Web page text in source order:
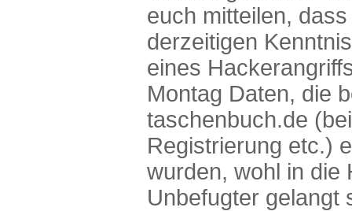
euch mitteilen,
derzeitigen
eines
Montag Daten, die
taschenbuch.de
Registrierung etc.)
wurden, wohl in die
Unbefugter gelangt